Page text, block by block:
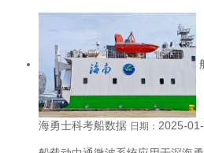
海勇士科考船数据 日期： 2025-